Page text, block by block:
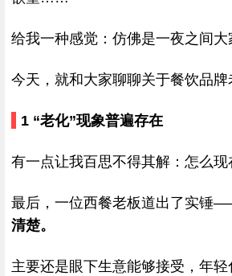
给我一种感觉：仿佛是一夜之间大
今天，就和大家聊聊关于餐饮品牌
1 “老化”现象普遍存在
有一点让我百思不得其解：怎么
最后，一位西餐老板道出了实锤
清楚。
主要还是眼下生意能够接受，年